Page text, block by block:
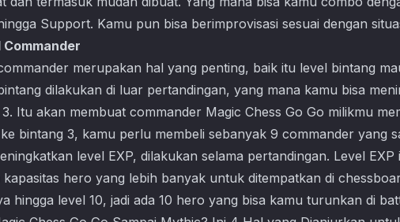
Support. Kamu pun bisa berimprovisasi sesuai dengan
merupakan hal yang penting, baik itu level bintang
dilakukan di luar pertandingan, yang mana kamu bisa
Itu akan membuat commander Magic Chess Go Go milikmu
bintang 3, kamu perlu membeli sebanyak 9 commander yang
level EXP, dilakukan selama pertandingan. Level EXP
hero yang lebih banyak untuk ditempatkan di
hingga level 10, jadi ada 10 hero yang bisa kamu turunkan di